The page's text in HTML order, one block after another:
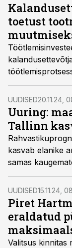
toetust
teha nii
energiaallikatele
suurendamise
veebruaris.
UUDISED20.11.24,
Uuring:
Tallinn
kasvab elanike
samas
Värskelt
uuringud
tasakaalustatud
UUDISED15.11.24,
Piret
eraldatud
Valitsus kinnitas